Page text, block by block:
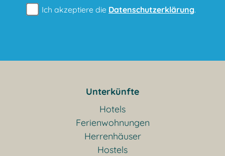
Ich akzeptiere die Datenschutzerklärung.
Unterkünfte
Hotels
Ferienwohnungen
Herrenhäuser
Hostels